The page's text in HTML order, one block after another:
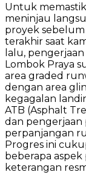
Untuk
meninjau
proyek
terakhir saat
lalu,
Lombok Praya
area graded
dengan area
kegagalan
ATB (Asphalt
dan pengerjaan
perpanjangan
Progres ini
beberapa aspek
keterangan